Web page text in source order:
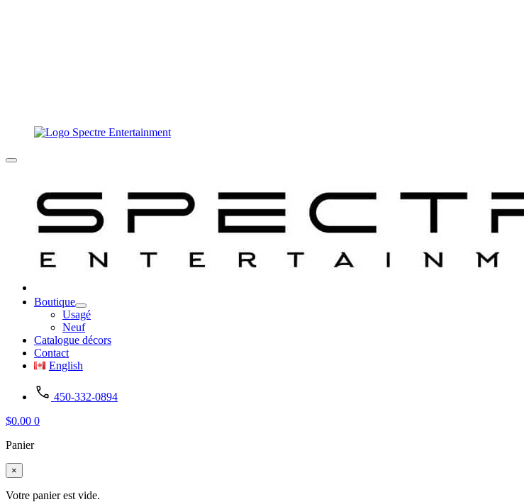
Boutique
Usagé
Neuf
Catalogue décors
Contact
English
450-332-0894
$0.00 0
Panier
×
Votre panier est vide.